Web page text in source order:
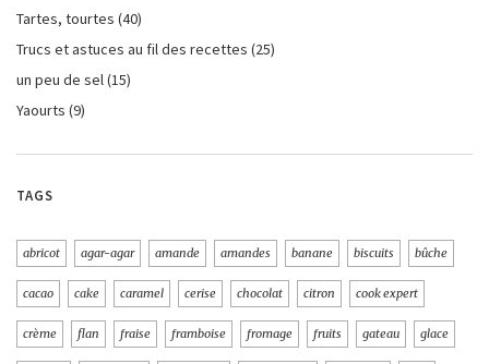
Tartes, tourtes (40)
Trucs et astuces au fil des recettes (25)
un peu de sel(15)
Yaourts (9)
TAGS
abricot agar-agar amande amandes banane biscuits bûche
cacao cake caramel cerise chocolat citron cook expert
crème flan fraise framboise fromage fruits gateau glace